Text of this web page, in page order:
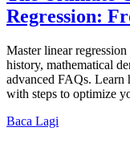
Regression:
Master linear
history, mathematical
advanced FAQs. Learn
with steps to optimize
Baca Lagi